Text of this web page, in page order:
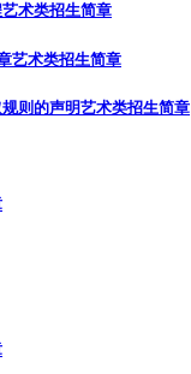
艺术类招生简章
艺术类招生简章
则的声明艺术类招生简章